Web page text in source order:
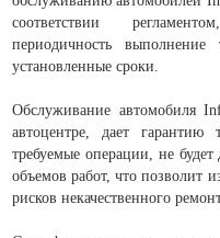
соответствии
периодичность
установленные сроки.
Обслуживание автомобиля
автоцентре, дает
требуемые операции, не
объемов работ, что позволит
рисков некачественного